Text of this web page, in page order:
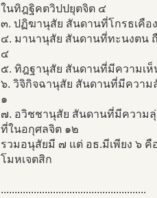
ในทิฎฐิคตวิปปยุตจิต ๔
๓. ปฏิฆานุสัย สันดานที่โกรธเคือ
๔. มานานุสัย สันดานที่ทะนงตน
๔
๕. ทิฎฐานุสัย สันดานที่มีความเ
๖. วิจิกิจฉานุสัย สันดานที่มีความ
๑
๗. อวิชชานุสัย สันดานที่มีความลุ่
ที่ในอกุศลจิต ๑๒
รวมอนุสัยมี ๗ แต่ อธ.มีเพียง ๖ คื
โมหเจตสิก
.....................................................